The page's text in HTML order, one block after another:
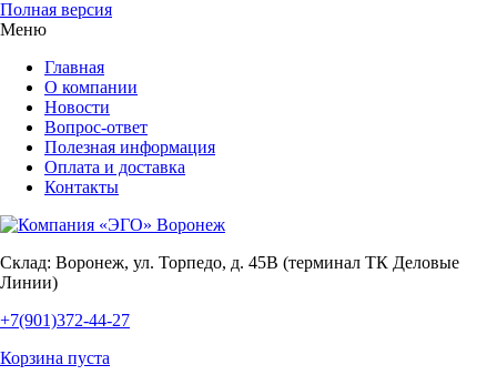
Полная версия
Меню
Главная
О компании
Новости
Вопрос-ответ
Полезная информация
Оплата и доставка
Контакты
Склад: Воронеж, ул. Торпедо, д. 45В (терминал ТК Деловые
Линии)
+7(901)372-44-27
Корзина пуста